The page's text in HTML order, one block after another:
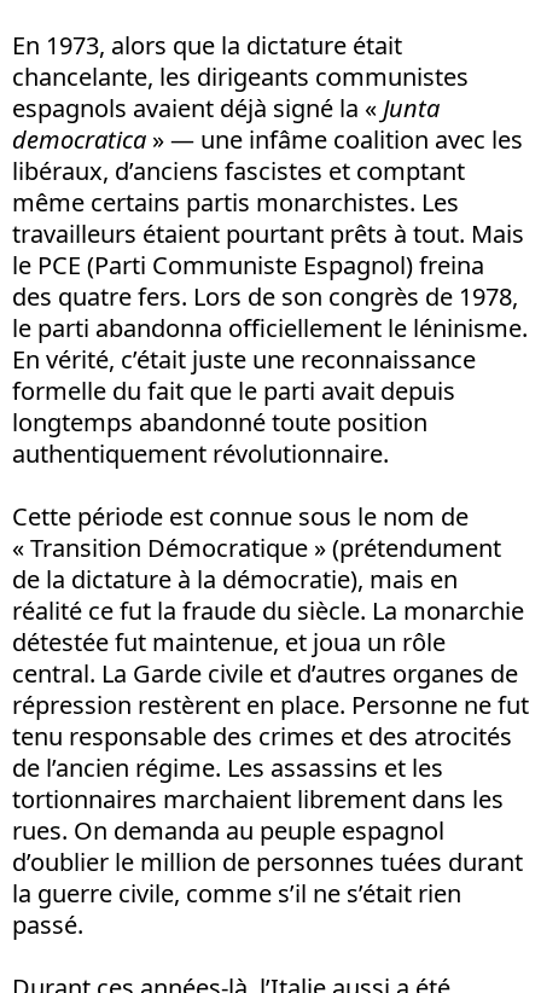
En 1973, alors que la dictature était
chancelante, les dirigeants communistes
espagnols avaient déjà signé la « Junta
democratica » — une infâme coalition avec les
libéraux, d’anciens fascistes et comptant
même certains partis monarchistes. Les
travailleurs étaient pourtant prêts à tout. Mais
le PCE (Parti Communiste Espagnol) freina
des quatre fers. Lors de son congrès de 1978,
le parti abandonna officiellement le léninisme.
En vérité, c’était juste une reconnaissance
formelle du fait que le parti avait depuis
longtemps abandonné toute position
authentiquement révolutionnaire.
Cette période est connue sous le nom de
« Transition Démocratique » (prétendument
de la dictature à la démocratie), mais en
réalité ce fut la fraude du siècle. La monarchie
détestée fut maintenue, et joua un rôle
central. La Garde civile et d’autres organes de
répression restèrent en place. Personne ne fut
tenu responsable des crimes et des atrocités
de l’ancien régime. Les assassins et les
tortionnaires marchaient librement dans les
rues. On demanda au peuple espagnol
d’oublier le million de personnes tuées durant
la guerre civile, comme s’il ne s’était rien
passé.